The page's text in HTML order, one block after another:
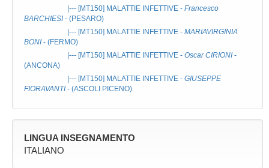
|--- [MT150] MALATTIE INFETTIVE - Francesco
BARCHIESI - (PESARO)
|--- [MT150] MALATTIE INFETTIVE - MARIAVIRGINIA
BONI - (FERMO)
|--- [MT150] MALATTIE INFETTIVE - Oscar CIRIONI -
(ANCONA)
|--- [MT150] MALATTIE INFETTIVE - GIUSEPPE
FIORAVANTI - (ASCOLI PICENO)
LINGUA INSEGNAMENTO
ITALIANO